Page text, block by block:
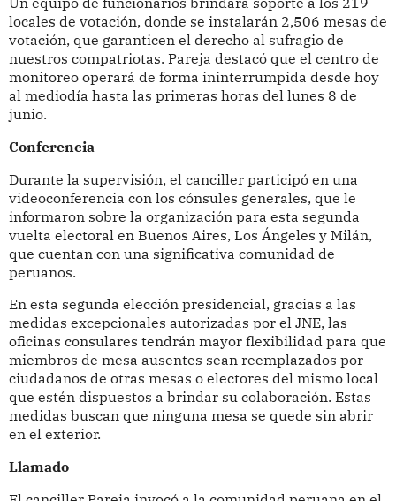
locales de votación, donde se instalarán 2,506 mesas de
votación, que garanticen el derecho al sufragio de
nuestros compatriotas. Pareja destacó que el centro de
monitoreo operará de forma ininterrumpida desde hoy
al mediodía hasta las primeras horas del lunes 8 de
junio.
Conferencia
Durante la supervisión, el canciller participó en una
videoconferencia con los cónsules generales, que le
informaron sobre la organización para esta segunda
vuelta electoral en Buenos Aires, Los Ángeles y Milán,
que cuentan con una significativa comunidad de
peruanos.
En esta segunda elección presidencial, gracias a las
medidas excepcionales autorizadas por el JNE, las
oficinas consulares tendrán mayor flexibilidad para que
miembros de mesa ausentes sean reemplazados por
ciudadanos de otras mesas o electores del mismo local
que estén dispuestos a brindar su colaboración. Estas
medidas buscan que ninguna mesa se quede sin abrir
en el exterior.
Llamado